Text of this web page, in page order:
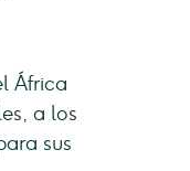
África
a los
sus